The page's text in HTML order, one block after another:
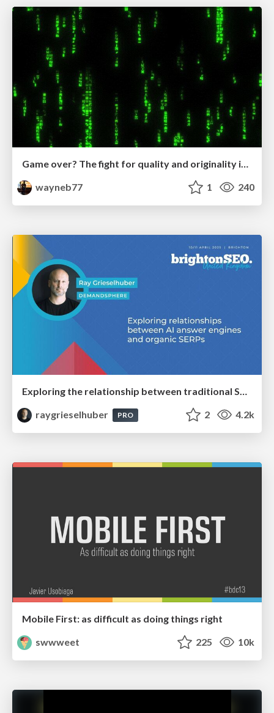
wayneb77
1 240
Exploring the relationship between traditional SERPs and Gen AI search
raygrieselhuber
PRO 2 4.2k
Mobile First: as difficult as doing things right
swwweet
225 10k